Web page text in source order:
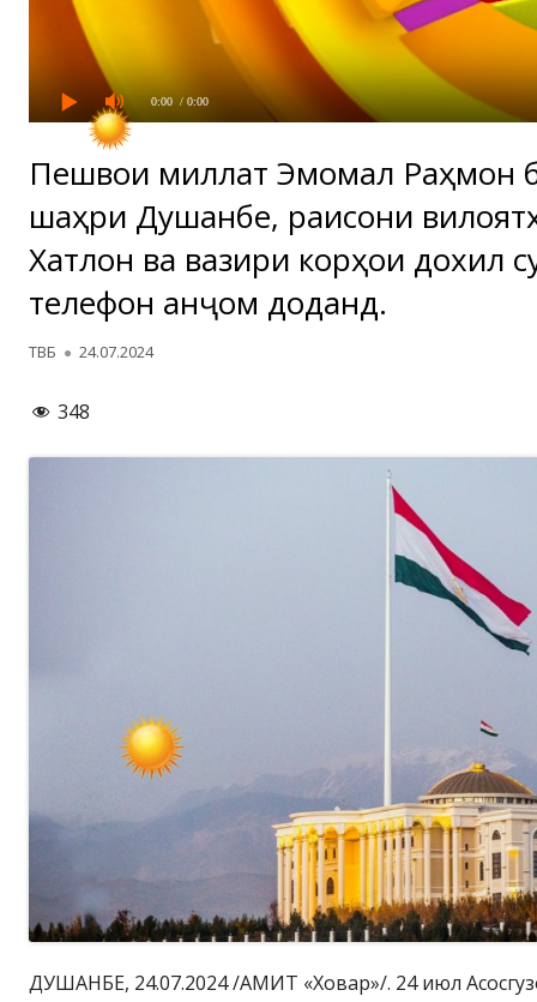
0:00 / 0:00
Пешвои миллат Эмомалӣ Раҳмон
шаҳри Душанбе, раисони
Хатлон ва вазири корҳои дохилӣ
телефонӣ анҷом доданд.
Автор
ТВБ Опубликовано
24.07.2024
348
ДУШАНБЕ, 24.07.2024 /АМИТ «Ховар»/. 24 июл